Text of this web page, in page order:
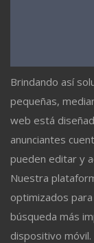
Brindando así
pequeñas,
web está
anunciantes
pueden editar y
Nuestra
optimizados
búsqueda más
dispositivo móvil.